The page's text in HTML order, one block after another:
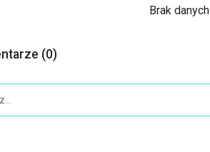
Brak danych
(0)